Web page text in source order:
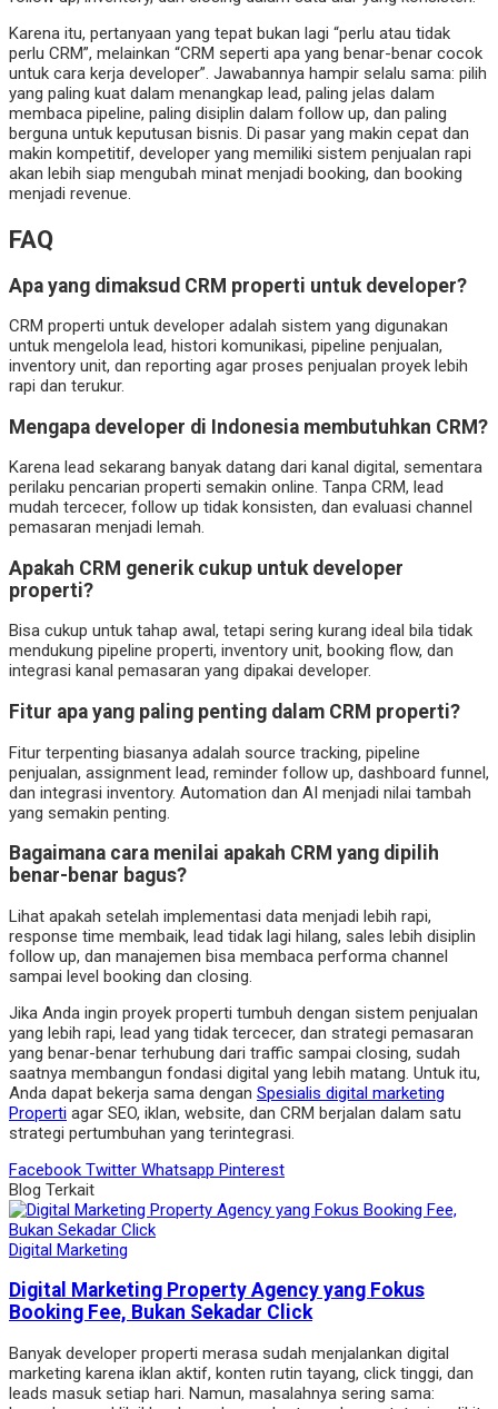
Karena itu, pertanyaan yang tepat bukan lagi “perlu atau tidak
perlu CRM”, melainkan “CRM seperti apa yang benar-benar cocok
untuk cara kerja developer”. Jawabannya hampir selalu sama: pilih
yang paling kuat dalam menangkap lead, paling jelas dalam
membaca pipeline, paling disiplin dalam follow up, dan paling
berguna untuk keputusan bisnis. Di pasar yang makin cepat dan
makin kompetitif, developer yang memiliki sistem penjualan rapi
akan lebih siap mengubah minat menjadi booking, dan booking
menjadi revenue.
FAQ
Apa yang dimaksud CRM properti untuk developer?
CRM properti untuk developer adalah sistem yang digunakan
untuk mengelola lead, histori komunikasi, pipeline penjualan,
inventory unit, dan reporting agar proses penjualan proyek lebih
rapi dan terukur.
Mengapa developer di Indonesia membutuhkan CRM?
Karena lead sekarang banyak datang dari kanal digital, sementara
perilaku pencarian properti semakin online. Tanpa CRM, lead
mudah tercecer, follow up tidak konsisten, dan evaluasi channel
pemasaran menjadi lemah.
Apakah CRM generik cukup untuk developer
properti?
Bisa cukup untuk tahap awal, tetapi sering kurang ideal bila tidak
mendukung pipeline properti, inventory unit, booking flow, dan
integrasi kanal pemasaran yang dipakai developer.
Fitur apa yang paling penting dalam CRM properti?
Fitur terpenting biasanya adalah source tracking, pipeline
penjualan, assignment lead, reminder follow up, dashboard funnel,
dan integrasi inventory. Automation dan AI menjadi nilai tambah
yang semakin penting.
Bagaimana cara menilai apakah CRM yang dipilih
benar-benar bagus?
Lihat apakah setelah implementasi data menjadi lebih rapi,
response time membaik, lead tidak lagi hilang, sales lebih disiplin
follow up, dan manajemen bisa membaca performa channel
sampai level booking dan closing.
Jika Anda ingin proyek properti tumbuh dengan sistem penjualan
yang lebih rapi, lead yang tidak tercecer, dan strategi pemasaran
yang benar-benar terhubung dari traffic sampai closing, sudah
saatnya membangun fondasi digital yang lebih matang. Untuk itu,
Anda dapat bekerja sama dengan Spesialis digital marketing
Properti agar SEO, iklan, website, dan CRM berjalan dalam satu
strategi pertumbuhan yang terintegrasi.
Facebook Twitter Whatsapp Pinterest
Blog Terkait
Digital Marketing
Digital Marketing Property Agency yang Fokus
Booking Fee, Bukan Sekadar Click
Banyak developer properti merasa sudah menjalankan digital
marketing karena iklan aktif, konten rutin tayang, click tinggi, dan
leads masuk setiap hari. Namun, masalahnya sering sama: